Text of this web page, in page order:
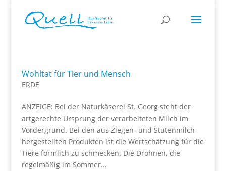
Wohltat für Tier und Mensch
ERDE
ANZEIGE: Bei der Naturkäserei St. Georg steht der
artgerechte Ursprung der verarbeiteten Milch im
Vordergrund. Bei den aus Ziegen- und Stutenmilch
hergestellten Produkten ist die Wertschätzung für die
Tiere förmlich zu schmecken. Die Drohnen, die
regelmäßig im Sommer...